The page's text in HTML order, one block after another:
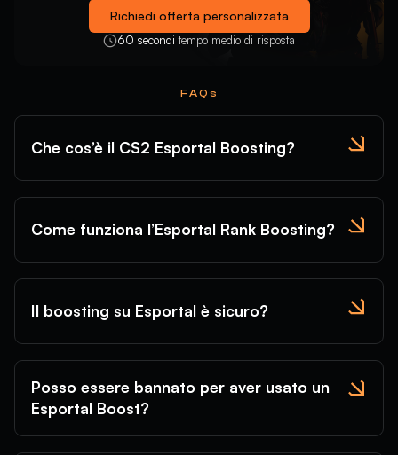
Richiedi offerta personalizzata
60 seconditempo medio di risposta
FAQs
Che cos’è il CS2 Esportal Boosting?
Come funziona l’Esportal Rank Boosting?
Il boosting su Esportal è sicuro?
Posso essere bannato per aver usato un
Esportal Boost?